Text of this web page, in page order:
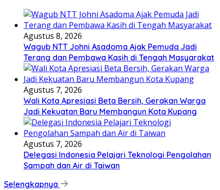
Agustus 8, 2026
Wagub NTT Johni Asadoma Ajak Pemuda Jadi
Terang dan Pembawa Kasih di Tengah Masyarakat
Agustus 7, 2026
Wali Kota Apresiasi Beta Bersih, Gerakan Warga
Jadi Kekuatan Baru Membangun Kota Kupang
Agustus 7, 2026
Delegasi Indonesia Pelajari Teknologi Pengolahan
Sampah dan Air di Taiwan
Selengkapnya